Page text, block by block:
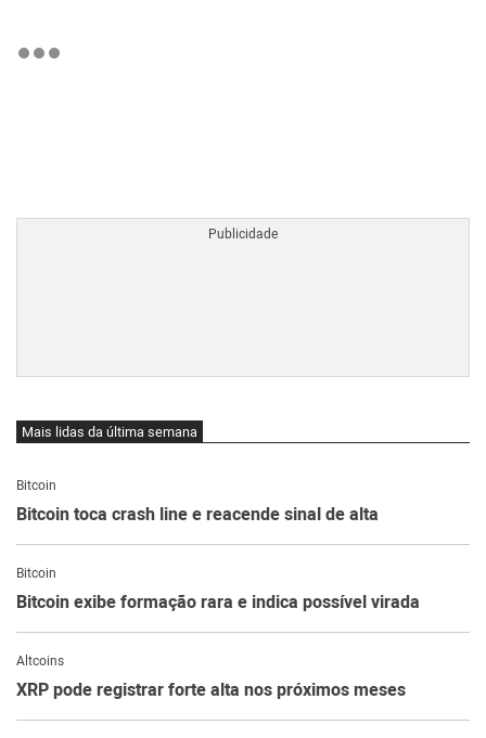
Mais lidas da última semana
Bitcoin
Bitcoin toca crash line e reacende sinal de alta
Bitcoin
Bitcoin exibe formação rara e indica possível virada
Altcoins
XRP pode registrar forte alta nos próximos meses